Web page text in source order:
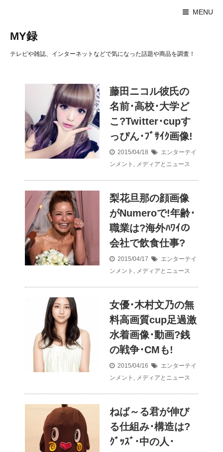
MENU
MY録
テレビや雑誌、インターネットなどで気になった話題や商品を調査！
藤田ニコル彼氏の
名前･高校･大学ど
こ?Twitter･cupす
っぴん･ﾌﾞｻｲｸ画像!
2015/04/18
エンターテイ
ンメント , メディアとニュース
梨花旦那の顔画像
がNumeroで!年齢･
職業は?海外ﾊﾜｲの
会社で飲食仕事?
2015/04/17
エンターテイ
ンメント , メディアとニュース
女優･木村文乃の無
料高画質cup足過激
水着画像･動画?銭
の戦争･CMも!
2015/04/16
エンターテイ
ンメント , メディアとニュース
ねば～る君が伸び
る仕組み･構造は?
ｸﾞｯｽﾞ･中の人･